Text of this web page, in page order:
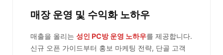
매장 운영 및 수익화 노하우
매출을 올리는 성인 PC방 운영 노하우를 제공합니다.
신규 오픈 가이드부터 홍보 마케팅 전략, 단골 고객